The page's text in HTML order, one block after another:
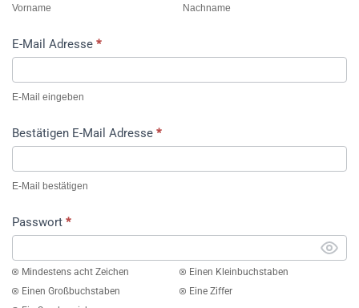
Vorname Nachname
E-Mail Adresse *
E-Mail eingeben
Bestätigen E-Mail Adresse *
E-Mail bestätigen
Passwort *
Mindestens acht Zeichen
Einen Kleinbuchstaben
Einen Großbuchstaben
Eine Ziffer